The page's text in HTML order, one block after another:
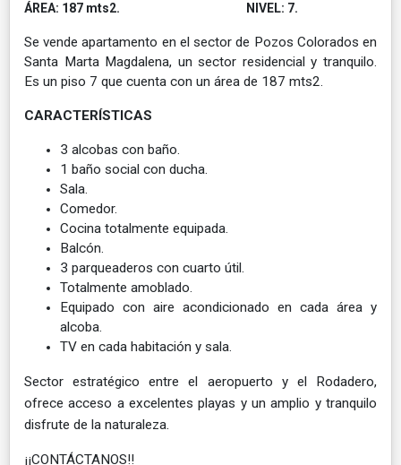
ÁREA: 187 mts2. NIVEL: 7.
Se vende apartamento en el sector de Pozos Colorados en
Santa Marta Magdalena, un sector residencial y tranquilo.
Es un piso 7 que cuenta con un área de 187 mts2.
CARACTERÍSTICAS
3 alcobas con baño.
1 baño social con ducha.
Sala.
Comedor.
Cocina totalmente equipada.
Balcón.
3 parqueaderos con cuarto útil.
Totalmente amoblado.
Equipado con aire acondicionado en cada área y
alcoba.
TV en cada habitación y sala.
Sector estratégico entre el aeropuerto y el Rodadero,
ofrece acceso a excelentes playas y un amplio y tranquilo
disfrute de la naturaleza.
¡¡CONTÁCTANOS!!